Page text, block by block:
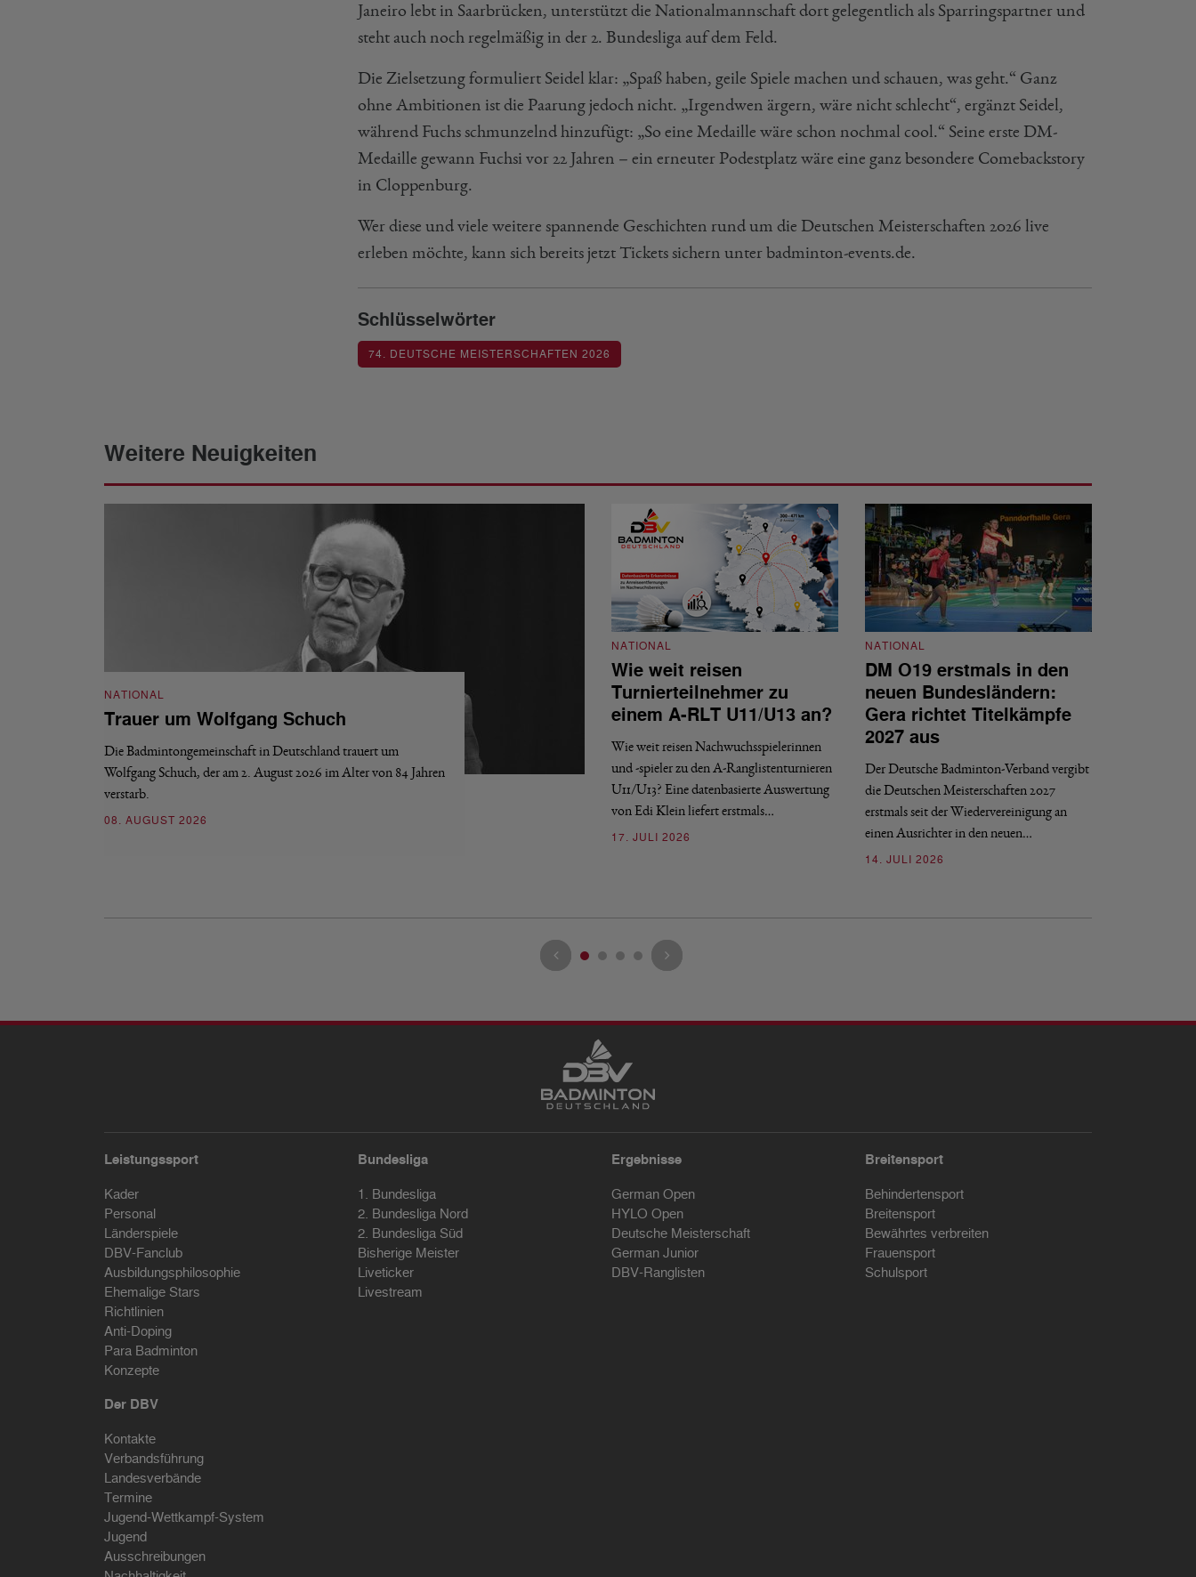
Janeiro lebt in Saarbrücken, unterstützt die Nationalmannschaft dort gelegentlich als Sparringspartner und
steht auch noch regelmäßig in der 2. Bundesliga auf dem Feld.
Die Zielsetzung formuliert Seidel klar: „Spaß haben, geile Spiele machen und schauen, was geht.“ Ganz
ohne Ambitionen ist die Paarung jedoch nicht. „Irgendwen ärgern, wäre nicht schlecht“, ergänzt Seidel,
während Fuchs schmunzelnd hinzufügt: „So eine Medaille wäre schon nochmal cool.“ Seine erste DM-
Medaille gewann Fuchsi vor 22 Jahren – ein erneuter Podestplatz wäre eine ganz besondere Comebackstory
in Cloppenburg.
Wer diese und viele weitere spannende Geschichten rund um die Deutschen Meisterschaften 2026 live
erleben möchte, kann sich bereits jetzt Tickets sichern unter badminton-events.de.
Schlüsselwörter
74. DEUTSCHE MEISTERSCHAFTEN 2026
Weitere Neuigkeiten
NATIONAL
Trauer um Wolfgang Schuch
Die Badmintongemeinschaft in Deutschland trauert um
Wolfgang Schuch, der am 2. August 2026 im Alter von 84 Jahren
verstarb.
08. AUGUST 2026
NATIONAL
Wie weit reisen
Turnierteilnehmer zu
einem A-RLT U11/U13 an?
Wie weit reisen Nachwuchsspielerinnen
und -spieler zu den A-Ranglistenturnieren
U11/U13? Eine datenbasierte Auswertung
von Edi Klein liefert erstmals…
17. JULI 2026
NATIONAL
DM O19 erstmals in den
neuen Bundesländern:
Gera richtet Titelkämpfe
2027 aus
Der Deutsche Badminton-Verband vergibt
die Deutschen Meisterschaften 2027
erstmals seit der Wiedervereinigung an
einen Ausrichter in den neuen…
14. JULI 2026
Leistungssport
Kader
Personal
Länderspiele
DBV-Fanclub
Ausbildungsphilosophie
Ehemalige Stars
Richtlinien
Anti-Doping
Para Badminton
Konzepte
Bundesliga
1. Bundesliga
2. Bundesliga Nord
2. Bundesliga Süd
Bisherige Meister
Liveticker
Livestream
Ergebnisse
German Open
HYLO Open
Deutsche Meisterschaft
German Junior
DBV-Ranglisten
Breitensport
Behindertensport
Breitensport
Bewährtes verbreiten
Frauensport
Schulsport
Der DBV
Kontakte
Verbandsführung
Landesverbände
Termine
Jugend-Wettkampf-System
Jugend
Ausschreibungen